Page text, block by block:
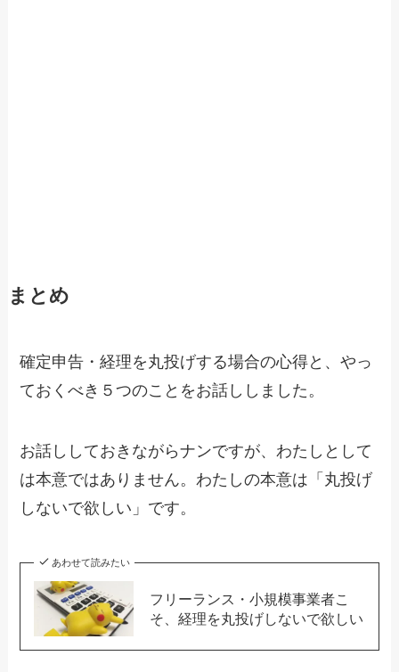
まとめ
確定申告・経理を丸投げする場合の心得と、やっ
ておくべき５つのことをお話ししました。
お話ししておきながらナンですが、わたしとして
は本意ではありません。わたしの本意は「丸投げ
しないで欲しい」です。
あわせて読みたい
フリーランス・小規模事業者こ
そ、経理を丸投げしないで欲しい